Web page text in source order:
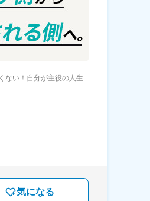
ない！自分が主役の人生
気になる